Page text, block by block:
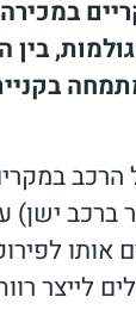
עיקריים
בין
הרכב
ישן)
אותו
לייצר